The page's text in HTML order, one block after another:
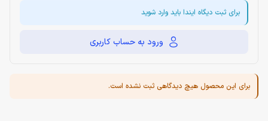
برای ثبت دیگاه ایندا باید وارد شوید
ورود به حساب کاربری
برای این محصول هیچ دیدگاهی ثبت نشده است.